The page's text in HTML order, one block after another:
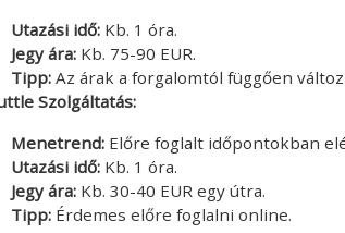
Utazási idő: Kb. 1 óra.
Jegy ára: Kb. 75-90 EUR.
Tipp: Az árak a forgalomtól függően
Szolgáltatás:
Menetrend: Előre foglalt időpontokban
Utazási idő: Kb. 1 óra.
Jegy ára: Kb. 30-40 EUR egy útra.
Tipp: Érdemes előre foglalni online.